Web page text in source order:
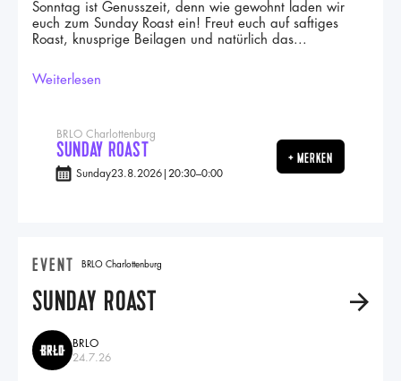
Sonntag ist Genusszeit, denn wie gewohnt laden wir
euch zum Sunday Roast ein! Freut euch auf saftiges
Roast, knusprige Beilagen und natürlich das...
Weiterlesen
BRLO Charlottenburg
SUNDAY ROAST
Sunday23.8.2026 20:30–0:00
+ MERKEN
EVENT BRLO Charlottenburg
SUNDAY ROAST A
BRLO
24.7.26